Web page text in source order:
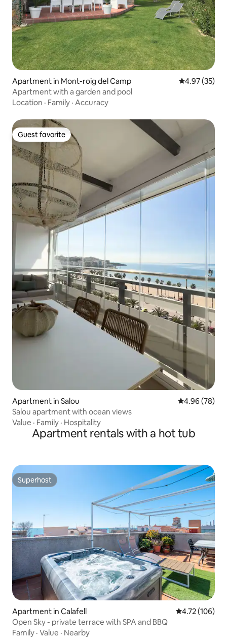
Apartment in Mont-roig del Camp 4.97 out of 5
4.97 (35)
Apartment with a garden and pool
Location · Family · Accuracy
Guest favorite
Guest favorite
Apartment in Salou 4.96 out of 5
4.96 (78)
Salou apartment with ocean views
Value · Family · Hospitality
Apartment rentals with a hot tub
Superhost
Superhost
Apartment in Calafell 4.72 out of 5
4.72 (106)
Open Sky - private terrace with SPA and BBQ
Family · Value · Nearby